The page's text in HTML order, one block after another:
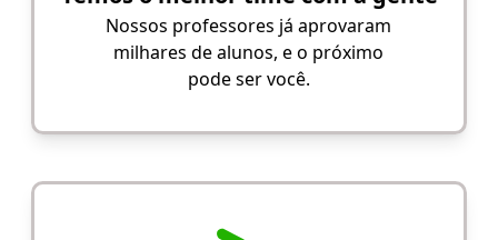
Nossos professores já aprovaram
milhares de alunos, e o próximo
pode ser você.